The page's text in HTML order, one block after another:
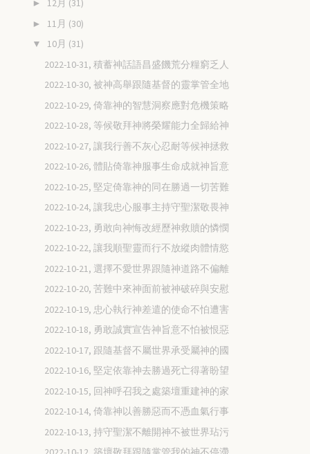
► 12月 (31)
► 11月 (30)
▼ 10月 (31)
2022-10-31, 積蓄神話語昌盛饑荒分糧窮乏人
2022-10-30, 被神高舉跟隨基督的靈掌管全地
2022-10-29, 倚靠神的智慧洞察應對危機策略
2022-10-28, 等候敬拜神將榮耀能力全歸給神
2022-10-27, 讓我行善不灰心忍耐等候神拯救
2022-10-26, 體貼倚靠神服事生命成就神旨意
2022-10-25, 堅定倚靠神的同在勝過一切苦難
2022-10-24, 讓我忠心服事主持守聖潔敬畏神
2022-10-23, 勇敢向神悔改經歷神救贖的憐憫
2022-10-22, 讓我順聖靈而行不放縱肉體情慾
2022-10-21, 選擇不愛世界跟隨神道路不偏離
2022-10-20, 苦難中來神面前被神破碎與安慰
2022-10-19, 忠心執行神差遣的使命不怕遭害
2022-10-18, 勇敢誠實宣告神旨意不怕被恨惡
2022-10-17, 跟隨基督不屬世界承受屬神的國
2022-10-16, 堅定依靠神去勝過死亡得著盼望
2022-10-15, 回神呼召我之處築壇重建神的家
2022-10-14, 倚靠神以善勝惡而不憑血氣行事
2022-10-13, 持守聖潔不離開神不被世界玷污